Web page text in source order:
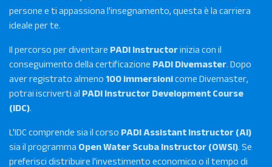
persone e ti appassiona l'insegnamento, questa è la carriera
ideale per te.
Il percorso per diventare PADI Instructorinizia con il
conseguimento della certificazione PADI Divemaster. Dopo
aver registrato almeno 100 immersionicome Divemaster,
potrai iscriverti al PADI Instructor Development Course
(IDC).
L'IDC comprende sia il corso PADI Assistant Instructor (AI)
sia il programma Open Water Scuba Instructor (OWSI). Se
preferisci distribuire l'investimento economico o il tempo di